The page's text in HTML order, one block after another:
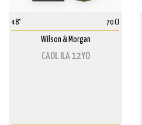
48° 70 Cl
Wilson & Morgan
CAOL ILA 12YO